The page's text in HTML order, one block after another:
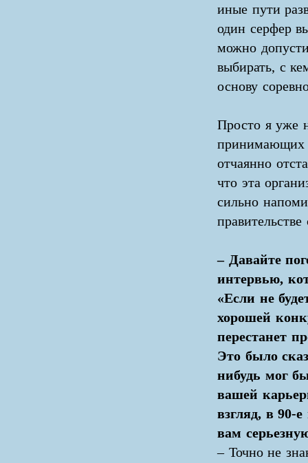
иные пути
один серфер
можно
выбирать, с
основу
Просто я уже
принимающих
отчаянно
что эта
сильно
– Давайте
интервью,
«Если не
хорошей
перестанет
Это было
нибудь мог
вашей
взгляд, в 90-
вам
– Точно не